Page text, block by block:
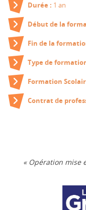
Durée : 1 an
Début de la
Fin de la
Type de
Formation
Contrat de
« Opération mise